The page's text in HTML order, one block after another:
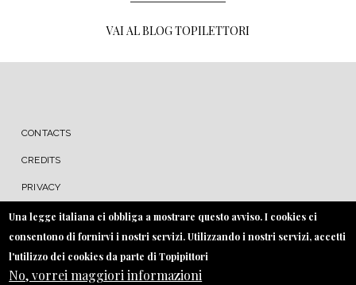
VAI AL BLOG TOPILETTORI
MENU FOOTER
CONTACTS
CREDITS
PRIVACY
COOKIE
Una legge italiana ci obbliga a mostrare questo avviso. I cookies ci
consentono di fornirvi i nostri servizi. Utilizzando i nostri servizi, accetti
l'utilizzo dei cookies da parte di Topipittori
No, vorrei maggiori informazioni